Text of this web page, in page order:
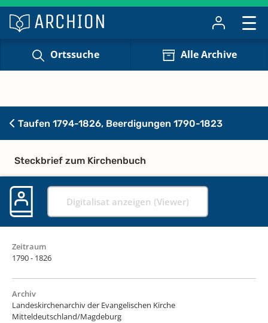
Ortssuche Alle Archive
Taufen 1794-1826, Beerdigungen 1790-1823
Steckbrief zum Kirchenbuch
Digitalisat anzeigen (Viewer)
Zeitraum
1790 - 1826
Archiv
Landeskirchenarchiv der Evangelischen Kirche
Mitteldeutschland/Magdeburg